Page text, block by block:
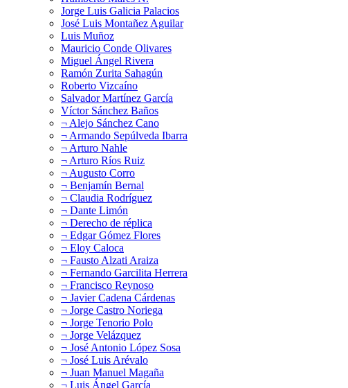
Jorge Luis Galicia Palacios
José Luis Montañez Aguilar
Luis Muñoz
Mauricio Conde Olivares
Miguel Ángel Rivera
Ramón Zurita Sahagún
Roberto Vizcaíno
Salvador Martínez García
Víctor Sánchez Baños
¬ Alejo Sánchez Cano
¬ Armando Sepúlveda Ibarra
¬ Arturo Nahle
¬ Arturo Ríos Ruiz
¬ Augusto Corro
¬ Benjamín Bernal
¬ Claudia Rodríguez
¬ Dante Limón
¬ Derecho de réplica
¬ Edgar Gómez Flores
¬ Eloy Caloca
¬ Fausto Alzati Araiza
¬ Fernando Garcilita Herrera
¬ Francisco Reynoso
¬ Javier Cadena Cárdenas
¬ Jorge Castro Noriega
¬ Jorge Tenorio Polo
¬ Jorge Velázquez
¬ José Antonio López Sosa
¬ José Luis Arévalo
¬ Juan Manuel Magaña
¬ Luis Ángel García